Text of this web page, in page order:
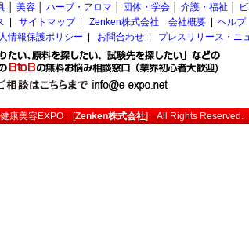
美容 ハーブ・アロマ 団体・学会 介護・福祉
サイトマップ| Zenken株式会社 会社概要
ヘルプ
情報保護ポリシー お問合わせ プレスリリース・ニ
健康美容EXPO[Zenken株式会社] All Rights Reserved.